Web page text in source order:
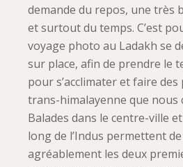
demande du repos, une très
et surtout du temps. C’est
voyage photo au Ladakh se
sur place, afin de prendre le
pour s’acclimater et faire
trans-himalayenne que nous
Balades dans le centre-ville
long de l’Indus permettent
agréablement les deux